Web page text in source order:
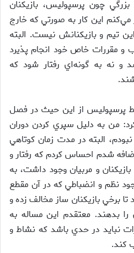
چون پرسپوليس، بازيكنان
اين كار به صورتي كه خارج
تيم و بازيكنانش نيست. البته
و مقررات خاص خود انجام پذيرد
نه به گونه‌اي رفتار شود كه
پرسپوليس از اين حيث در فصل
من به دليل سپري كردن دوران
البته در مدت زمان كوتاهي
شدم احساس كردم كه رفتار و
و مربيان وجود داشت، به
نظم و انضباطي كه در آن مقطع
برخي بازيكنان ساز مخالف زده و
را بدهند. معتقدم اين مساله به
نبايد در حدي باشد كه نشاط و
كند.